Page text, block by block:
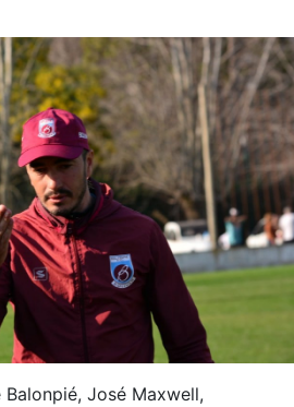
José Maxwell,